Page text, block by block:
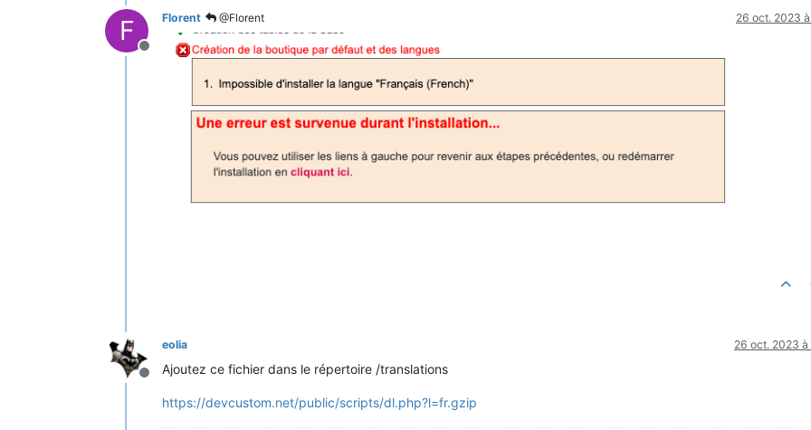
F
Hors-ligne
Florent @Florent 26 oct. 2023 à
Hors-ligne
eolia 26 oct. 2023 à
Ajoutez ce fichier dans le répertoire /translations
https://devcustom.net/public/scripts/dl.php?l=fr.gzip